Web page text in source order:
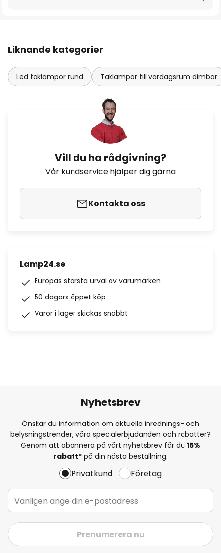
Liknande kategorier
Led taklampor rund Taklampor till vardagsrum dimbar
Vill du ha rådgivning?
Vår kundservice hjälper dig gärna
Kontakta oss
Lamp24.se
Europas största urval av varumärken
50 dagars öppet köp
Varor i lager skickas snabbt
Nyhetsbrev
Önskar du information om aktuella inrednings- och
belysningstrender, våra specialerbjudanden och rabatter?
Genom att abonnera på vårt nyhetsbrev får du 15%
rabatt* på din nästa beställning.
Privatkund Företag
Prenumerera nu